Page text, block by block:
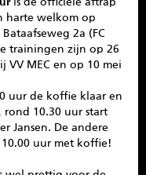
harte welkom op
2a (FC
trainingen zijn op 26
VV MEC en op 10 mei
uur de koffie klaar en
10.30 uur start
Jansen. De andere
uur met koffie!